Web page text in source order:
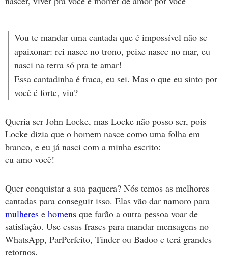
Vou te mandar uma cantada que é impossível não se
apaixonar: rei nasce no trono, peixe nasce no mar, eu
nasci na terra só pra te amar!
Essa cantadinha é fraca, eu sei. Mas o que eu sinto por
você é forte, viu?
Queria ser John Locke, mas Locke não posso ser, pois
Locke dizia que o homem nasce como uma folha em
branco, e eu já nasci com a minha escrito:
eu amo você!
Quer conquistar a sua paquera? Nós temos as melhores
cantadas para conseguir isso. Elas vão dar namoro para
mulheres e homens que farão a outra pessoa voar de
satisfação. Use essas frases para mandar mensagens no
WhatsApp, ParPerfeito, Tinder ou Badoo e terá grandes
retornos.